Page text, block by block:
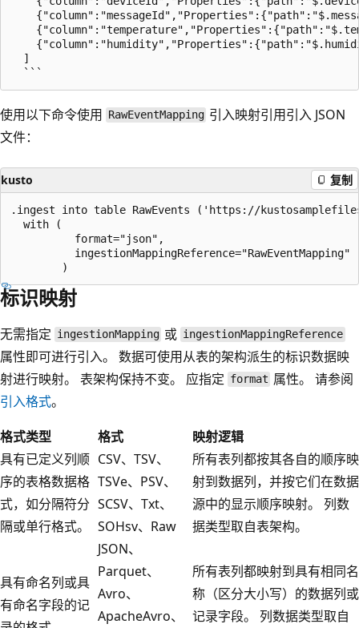
  ]
使用以下命令使用 RawEventMapping 引入映射引用引入 JSON
文件：
kusto 复制
.ingest into table RawEvents ('https://
  with (
          format="json",
          ingestionMappingReference="RawEventMapping"
标识映射
无需指定 ingestionMapping 或 ingestionMappingReference
属性即可进行引入。 数据可使用从表的架构派生的标识数据映
射进行映射。 表架构保持不变。 应指定 format 属性。 请参阅
引入格式。
格式类型
格式
映射逻辑
具有已定义列顺
序的表格数据格
式，如分隔符分
隔或单行格式。
CSV、TSV、
TSVe、PSV、
SCSV、Txt、
SOHsv、Raw
所有表列都按其各自的顺序映
射到数据列，并按它们在数据
源中的显示顺序映射。 列数
据类型取自表架构。
具有命名列或具
有命名字段的记
JSON、
Parquet、
Avro、
ApacheAvro、
所有表列都映射到具有相同名
称（区分大小写）的数据列或
记录字段。 列数据类型取自